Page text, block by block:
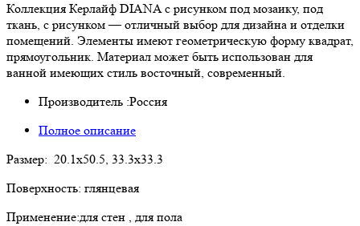
Коллекция Керлайф DIANA с рисунком под мозаику, под
ткань, с рисунком — отличный выбор для дизайна и отделки
помещений. Элементы имеют геометрическую форму квадрат,
прямоугольник. Материал может быть использован для
ванной имеющих стиль восточный, современный.
Производитель :Россия
Полное описание
Размер: 20.1x50.5, 33.3x33.3
Поверхность: глянцевая
Применение:для стен , для пола